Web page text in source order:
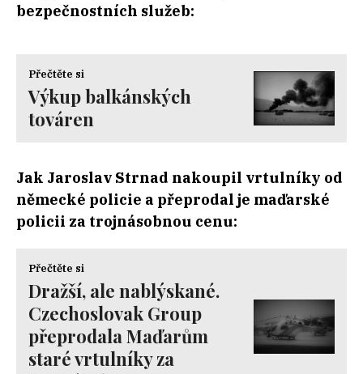
bezpečnostních služeb:
Přečtěte si
Výkup balkánských
továren
Jak Jaroslav Strnad nakoupil vrtulníky od
německé policie a přeprodal je maďarské
policii za trojnásobnou cenu:
Přečtěte si
Dražší, ale nablýskané.
Czechoslovak Group
přeprodala Maďarům
staré vrtulníky za